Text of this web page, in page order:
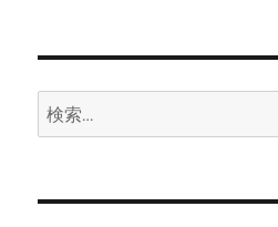
ン
検
索: